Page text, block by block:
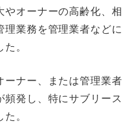
やオーナーの高齢化、相
理業務を管理業者などに
。
ーナー、または管理業者
頻発し、特にサブリース
。